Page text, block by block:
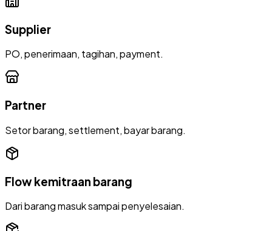
Supplier
PO, penerimaan, tagihan, payment.
Partner
Setor barang, settlement, bayar barang.
Flow kemitraan barang
Dari barang masuk sampai penyelesaian.